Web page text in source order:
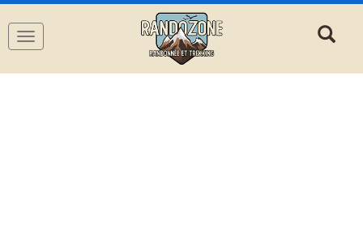
Navigation